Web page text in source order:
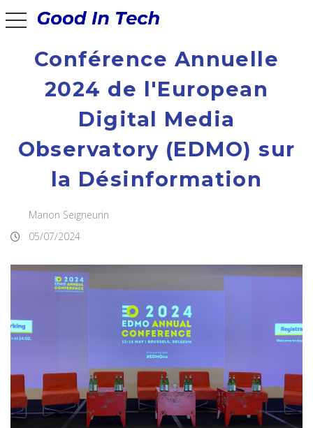
toggle navigation Good In Tech
Conférence Annuelle
2024 de l'European
Digital Media
Observatory (EDMO) sur
la Désinformation
Marion Seigneurin
05/07/2024